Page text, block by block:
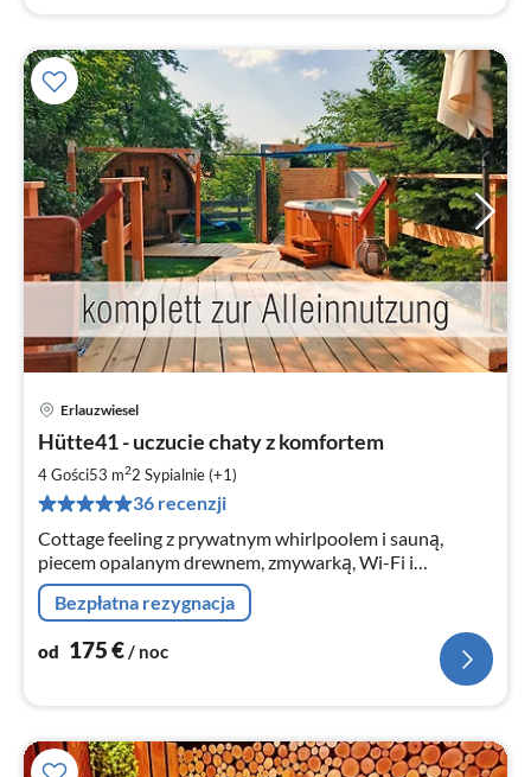
Erlauzwiesel
Hütte41 - uczucie chaty z komfortem
4 Gości53 m22 Sypialnie (+1)
36 recenzji
Cottage feeling z prywatnym whirlpoolem i sauną,
piecem opalanym drewnem, zmywarką, Wi-Fi i
ogrzewaniem podłogowym. Ogrodzony.
Bezpłatna rezygnacja
od 175€/ noc